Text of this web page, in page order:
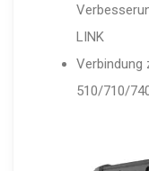
LINK
Verbindung
510/710/